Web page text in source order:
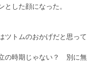
した顔になった。
ツトムのおかげだと思って
の時期じゃない？ 別に無